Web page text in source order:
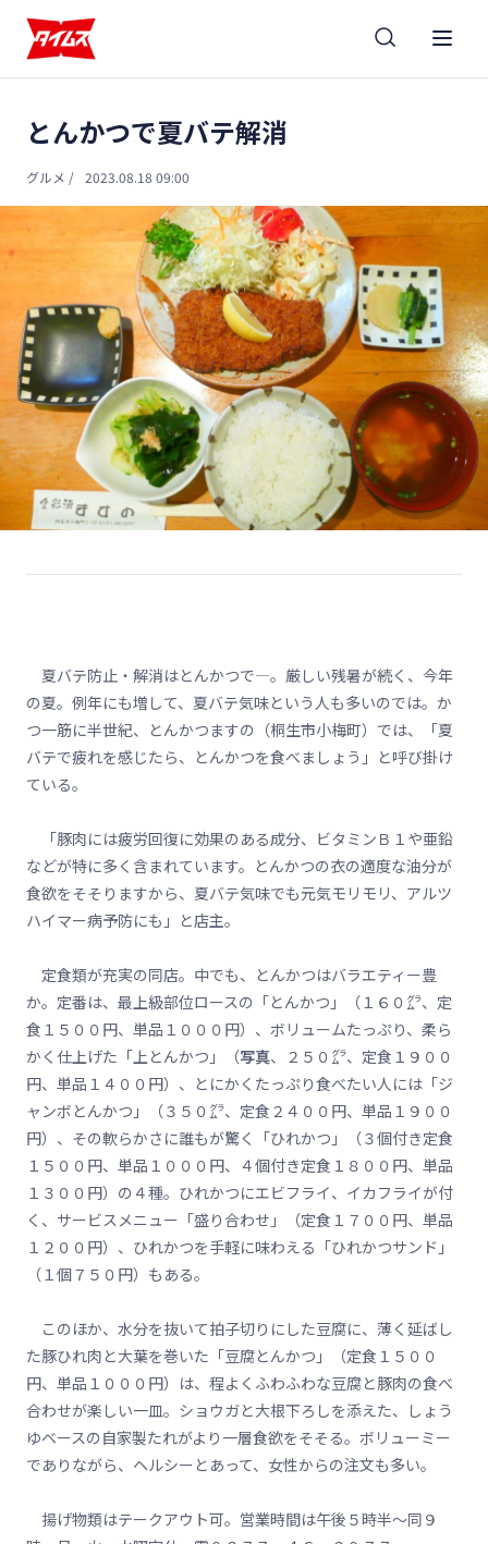
とんかつで夏バテ解消
グルメ / 2023.08.18 09:00
夏バテ防止・解消はとんかつで―。厳しい残暑が続く、今年
の夏。例年にも増して、夏バテ気味という人も多いのでは。か
つ一筋に半世紀、とんかつますの（桐生市小梅町）では、「夏
バテで疲れを感じたら、とんかつを食べましょう」と呼び掛け
ている。
「豚肉には疲労回復に効果のある成分、ビタミンＢ１や亜鉛
などが特に多く含まれています。とんかつの衣の適度な油分が
食欲をそそりますから、夏バテ気味でも元気モリモリ、アルツ
ハイマー病予防にも」と店主。
定食類が充実の同店。中でも、とんかつはバラエティー豊
か。定番は、最上級部位ロースの「とんかつ」（１６０㌘、定
食１５００円、単品１０００円）、ボリュームたっぷり、柔ら
かく仕上げた「上とんかつ」（写真、２５０㌘、定食１９００
円、単品１４００円）、とにかくたっぷり食べたい人には「ジ
ャンボとんかつ」（３５０㌘、定食２４００円、単品１９００
円）、その軟らかさに誰もが驚く「ひれかつ」（３個付き定食
１５００円、単品１０００円、４個付き定食１８００円、単品
１３００円）の４種。ひれかつにエビフライ、イカフライが付
く、サービスメニュー「盛り合わせ」（定食１７００円、単品
１２００円）、ひれかつを手軽に味わえる「ひれかつサンド」
（１個７５０円）もある。
このほか、水分を抜いて拍子切りにした豆腐に、薄く延ばし
た豚ひれ肉と大葉を巻いた「豆腐とんかつ」（定食１５００
円、単品１０００円）は、程よくふわふわな豆腐と豚肉の食べ
合わせが楽しい一皿。ショウガと大根下ろしを添えた、しょう
ゆベースの自家製たれがより一層食欲をそそる。ボリューミー
でありながら、ヘルシーとあって、女性からの注文も多い。
揚げ物類はテークアウト可。営業時間は午後５時半～同９